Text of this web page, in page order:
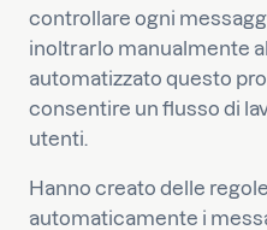
controllare ogni
inoltrarlo manualmente
automatizzato questo
consentire un flusso di
utenti.
Hanno creato delle
automaticamente i